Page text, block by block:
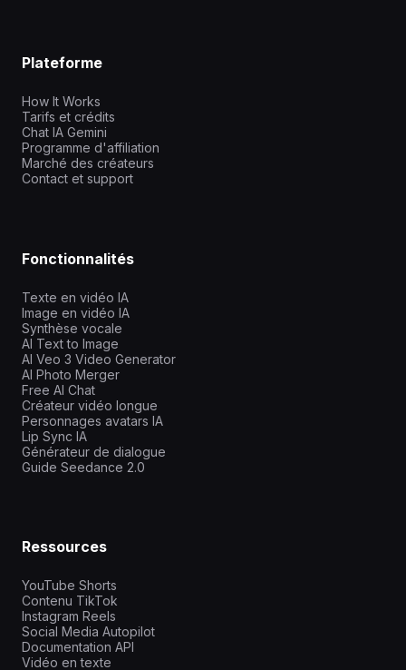
Plateforme
How It Works
Tarifs et crédits
Chat IA Gemini
Programme d'affiliation
Marché des créateurs
Contact et support
Fonctionnalités
Texte en vidéo IA
Image en vidéo IA
Synthèse vocale
AI Text to Image
AI Veo 3 Video Generator
AI Photo Merger
Free AI Chat
Créateur vidéo longue
Personnages avatars IA
Lip Sync IA
Générateur de dialogue
Guide Seedance 2.0
Ressources
YouTube Shorts
Contenu TikTok
Instagram Reels
Social Media Autopilot
Documentation API
Vidéo en texte